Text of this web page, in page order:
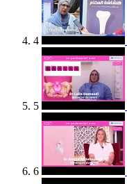
4
5
6